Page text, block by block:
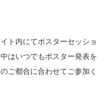
ト内にてポスターセッショ
はいつでもポスター発表を
ご都合に合わせてご参加く